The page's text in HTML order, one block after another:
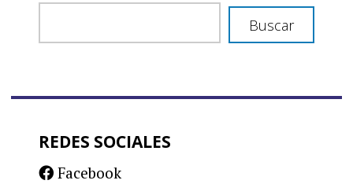
Buscar
REDES SOCIALES
Facebook